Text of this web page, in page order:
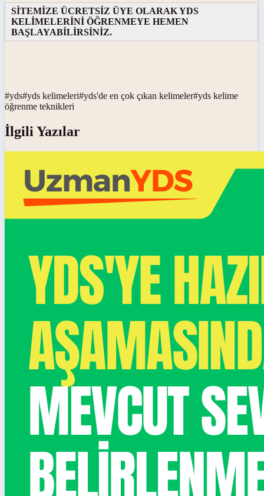
SİTEMİZE ÜCRETSİZ ÜYE OLARAK YDS
KELİMELERİNİ ÖĞRENMEYE HEMEN
BAŞLAYABİLİRSİNİZ.
#yds#yds kelimeleri#yds'de en çok çıkan kelimeler#yds kelime
öğrenme teknikleri
İlgili Yazılar